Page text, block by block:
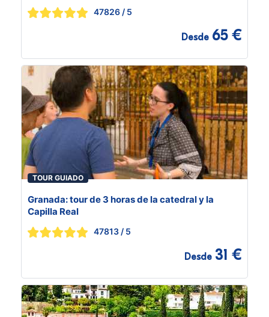
47826 / 5
Desde 65 €
TOUR GUIADO
Granada: tour de 3 horas de la catedral y la
Capilla Real
47813 / 5
Desde 31 €